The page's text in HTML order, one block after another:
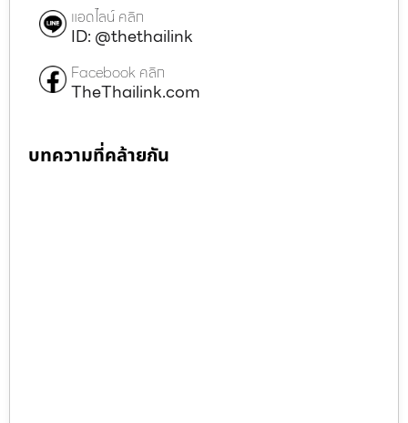
แอดไลน์ คลิก
ID: @thethailink
Facebook คลิก
TheThailink.com
บทความที่คล้ายกัน